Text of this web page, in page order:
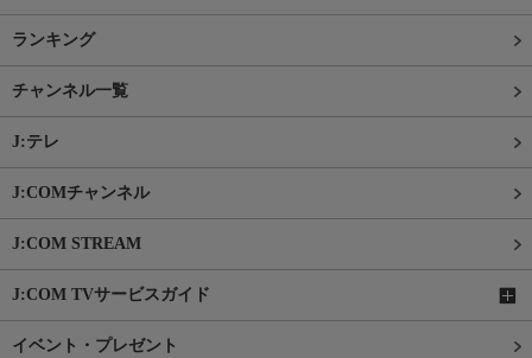
ランキング
チャンネル一覧
J:テレ
J:COMチャンネル
J:COM STREAM
J:COM TVサービスガイド
イベント・プレゼント